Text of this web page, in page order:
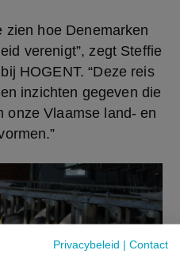
Privacybeleid | Contact
zien hoe Denemarken
verenigt”, zegt Steffie
HOGENT. “Deze reis
inzichten gegeven die
onze Vlaamse land- en